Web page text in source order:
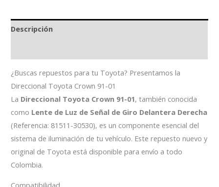
Descripción
¿Buscas repuestos para tu Toyota? Presentamos la
Direccional Toyota Crown 91-01
La Direccional Toyota Crown 91-01, también conocida
como Lente de Luz de Señal de Giro Delantera Derecha
(Referencia: 81511-30530), es un componente esencial del
sistema de iluminación de tu vehículo. Este repuesto nuevo y
original de Toyota está disponible para envío a todo
Colombia.
Compatibilidad